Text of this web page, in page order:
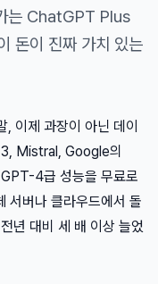
는 ChatGPT Plus
돈이 진짜 가치 있는
이제 과장이 아닌 데이
Mistral, Google의
4급 성능을 무료로
서버나 클라우드에서 돌
년 대비 세 배 이상 늘었